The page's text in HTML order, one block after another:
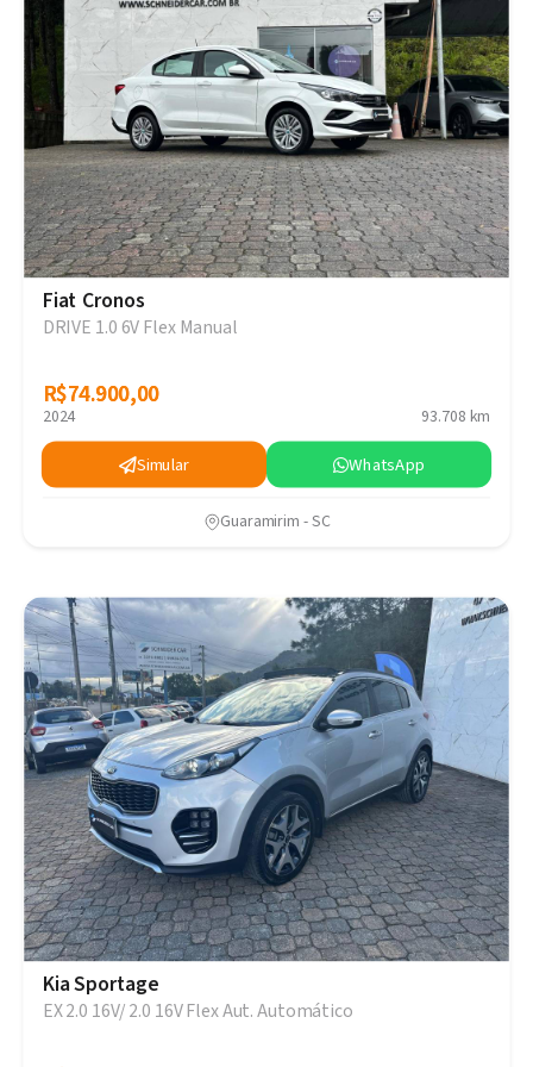
Fiat Cronos
DRIVE 1.0 6V Flex Manual
R$74.900,00
R$74.900,00
2024 93.708 km
Simular WhatsApp
Guaramirim - SC
Kia Sportage
EX 2.0 16V/ 2.0 16V Flex Aut. Automático